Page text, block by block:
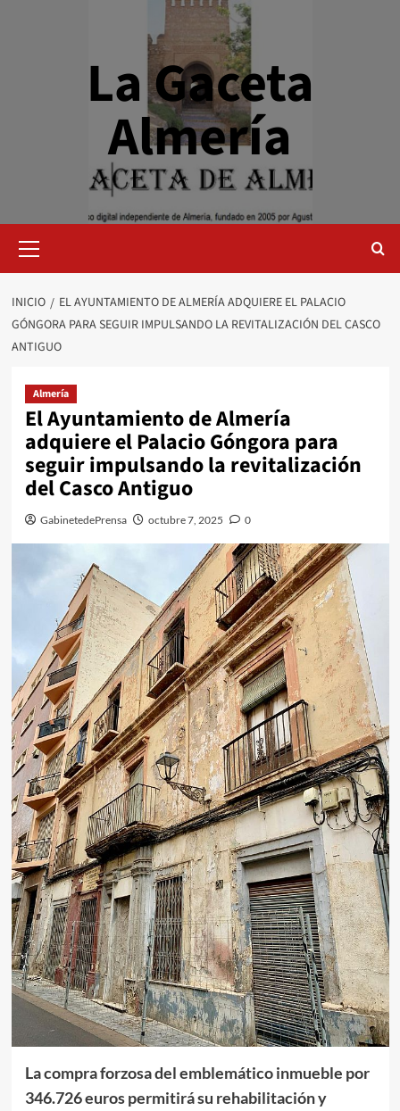
La Gaceta
Almería
primario
INICIO
EL AYUNTAMIENTO DE ALMERÍA ADQUIERE EL PALACIO
GÓNGORA PARA SEGUIR IMPULSANDO LA REVITALIZACIÓN DEL CASCO
ANTIGUO
Almería
El Ayuntamiento de Almería
adquiere el Palacio Góngora para
seguir impulsando la revitalización
del Casco Antiguo
GabinetedePrensa octubre 7, 2025 0
La compra forzosa del emblemático inmueble por
346.726 euros permitirá su rehabilitación y